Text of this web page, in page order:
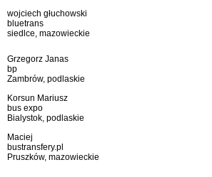
wojciech głuchowski
bluetrans
siedlce, mazowieckie
Grzegorz Janas
bp
Zambrów, podlaskie
Korsun Mariusz
bus expo
Bialystok, podlaskie
Maciej
bustransfery.pl
Pruszków, mazowieckie